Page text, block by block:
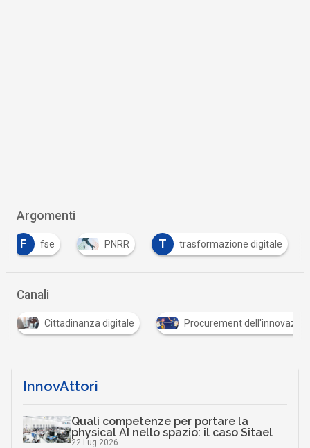
Argomenti
F fse PNRR T trasformazione digitale
Canali
Cittadinanza digitale Procurement
InnovAttori
Quali competenze per portare la
physical AI nello spazio: il caso Sitael
22 Lug 2026